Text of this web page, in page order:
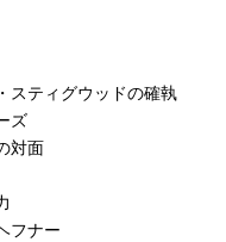
スティグウッドの確執
ズ
対面
フナー